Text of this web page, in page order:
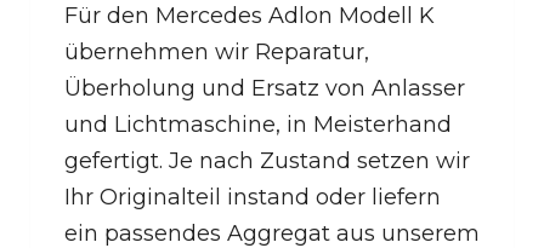
Für den Mercedes Adlon Modell K
übernehmen wir Reparatur,
Überholung und Ersatz von Anlasser
und Lichtmaschine, in Meisterhand
gefertigt. Je nach Zustand setzen wir
Ihr Originalteil instand oder liefern
ein passendes Aggregat aus unserem